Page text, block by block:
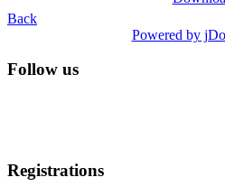
Back
Powered by
Follow us
Registrations